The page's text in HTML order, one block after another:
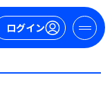
ログイン